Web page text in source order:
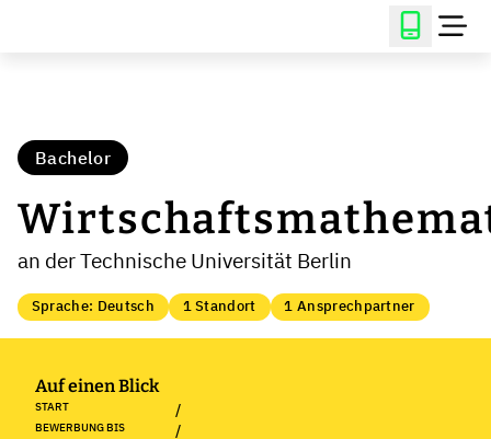
Bachelor
an der Technische Universität Berlin
Sprache: Deutsch 1 Standort 1 Ansprechpartner
Auf einen Blick
START /
BEWERBUNG BIS /